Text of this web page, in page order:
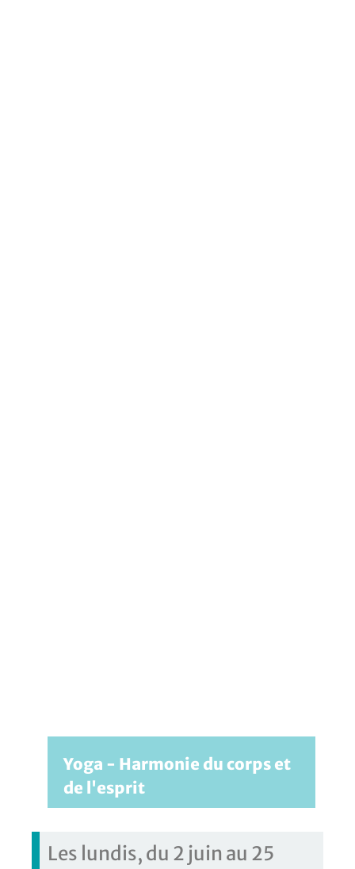
Yoga - Harmonie du corps et
de l'esprit
Les lundis, du 2 juin au 25